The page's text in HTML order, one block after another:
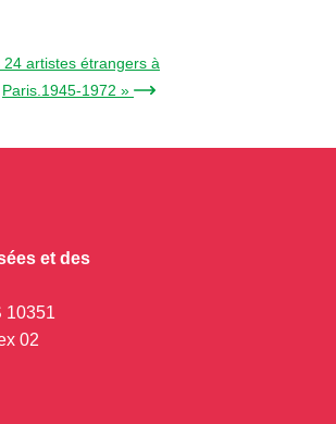
artistes étrangers à
Paris.1945-1972 » →
et des
10351
02